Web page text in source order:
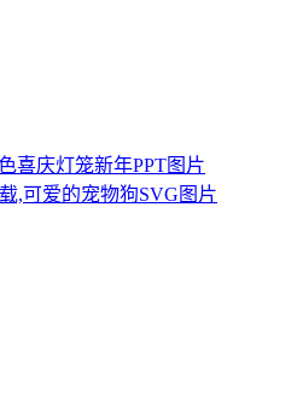
喜庆灯笼新年PPT图片